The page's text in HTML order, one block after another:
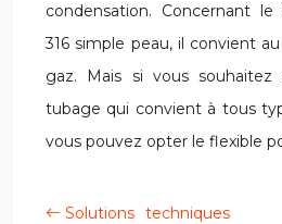
condensation. Concernant
316 simple peau, il convient
gaz. Mais si vous
tubage qui convient à tous
vous pouvez opter le flexible
Solutions techniques